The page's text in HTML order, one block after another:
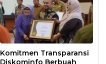
Komitmen Transparansi
Diskominfo Berbuah